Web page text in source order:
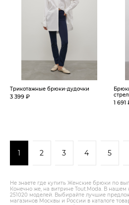
Трикотажные брюки-дудочки
3 399 ₽
1 691
1 2 3 4 5
Не знаете где купить Женские брюки по
Конечно же, на витрине Tout.Modа. В нашем
251020 моделей. Выбирайте лучшие
магазинов Москвы и России в каталоге